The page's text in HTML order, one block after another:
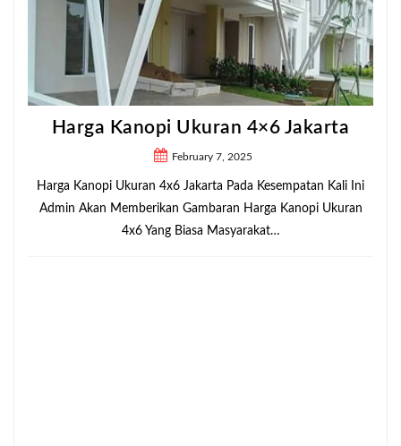
Harga Kanopi Ukuran 4×6 Jakarta
February 7, 2025
Harga Kanopi Ukuran 4x6 Jakarta Pada Kesempatan Kali Ini
Admin Akan Memberikan Gambaran Harga Kanopi Ukuran
4x6 Yang Biasa Masyarakat…